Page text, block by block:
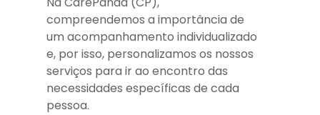
compreendemos a importância de
um acompanhamento individualizado
e, por isso, personalizamos os nossos
serviços para ir ao encontro das
necessidades específicas de cada
pessoa.